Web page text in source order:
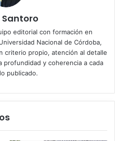
editorial con formación en
Nacional de Córdoba,
criterio propio, atención al detalle
profundidad y coherencia a cada
publicado.